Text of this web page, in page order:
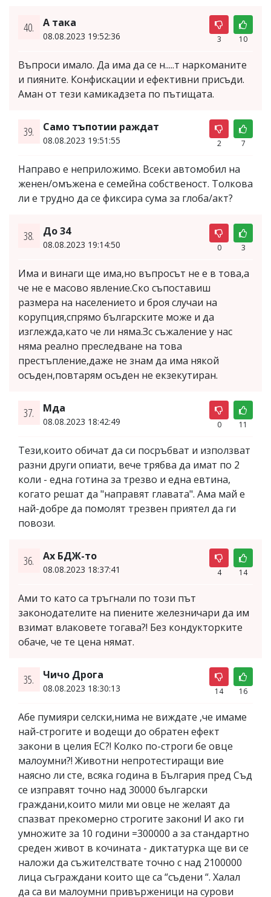
40. А така
08.08.2023 19:52:36 3 10
Въпроси имало. Да има да се н.....т наркоманите
и пияните. Конфискации и ефективни присъди.
Аман от тези камикадзета по пътищата.
39. Само тъпотии раждат
08.08.2023 19:51:55 2 7
Направо е неприложимо. Всеки автомобил на
женен/омъжена е семейна собственост. Толкова
ли е трудно да се фиксира сума за глоба/акт?
38. До 34
08.08.2023 19:14:50 0 3
Има и винаги ще има,но въпросът не е в това,а
че не е масово явление.Ско съпоставиш
размера на населението и броя случаи на
корупция,спрямо българските може и да
изглежда,като че ли няма.Зс съжаление у нас
няма реално преследване на това
престъпление,даже не знам да има някой
осъден,повтарям осъден не екзекутиран.
37. Мда
08.08.2023 18:42:49 0 11
Тези,които обичат да си посръбват и използват
разни други опиати, вече трябва да имат по 2
коли - една готина за трезво и една евтина,
когато решат да "направят главата". Ама май е
най-добре да помолят трезвен приятел да ги
повози.
36. Ах БДЖ-то
08.08.2023 18:37:41 4 14
Ами то като са тръгнали по този път
законодателите на пиените железничари да им
взимат влаковете тогава?! Без кондукторките
обаче, че те цена нямат.
35. Чичо Дрога
08.08.2023 18:30:13 14 16
Абе пумияри селски,нима не виждате ,че имаме
най-строгите и водещи до обратен ефект
закони в целия ЕС?! Колко по-строги бе овце
малоумни?! Животни непротестиращи вие
наясно ли сте, всяка година в България пред Съд
се изправят точно над 30000 български
граждани,които мили ми овце не желаят да
спазват прекомерно строгите закони! И ако ги
умножите за 10 години =300000 а за стандартно
среден живот в кочината - диктатурка ще ви се
наложи да съжителствате точно с над 2100000
лица съграждани които ще са “съдени “. Халал
да са ви малоумни привърженици на сурови